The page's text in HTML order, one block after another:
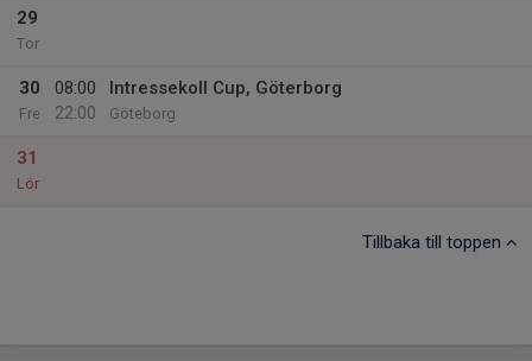
29
Tor
30
Fre
08:00
22:00
Intressekoll Cup, Göterborg
Göteborg
31
Lör
Tillbaka till toppen